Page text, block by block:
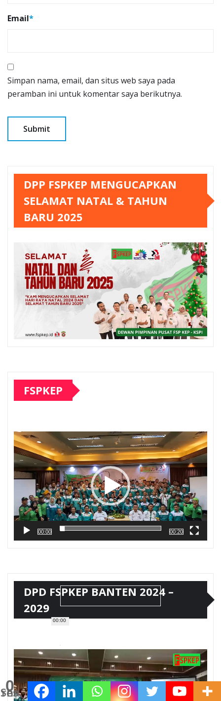
0
Shares
Email*
Simpan nama, email, dan situs web saya pada
peramban ini untuk komentar saya berikutnya.
DPP FSPKEP MENGUCAPKAN
SELAMAT NATAL & TAHUN
BARU 2025
FSPKEP
Video
00:00
00:00
00:20
DPD FSPKEP BANTEN 2024 –
2029